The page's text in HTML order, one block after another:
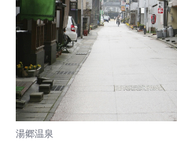
湯郷温泉